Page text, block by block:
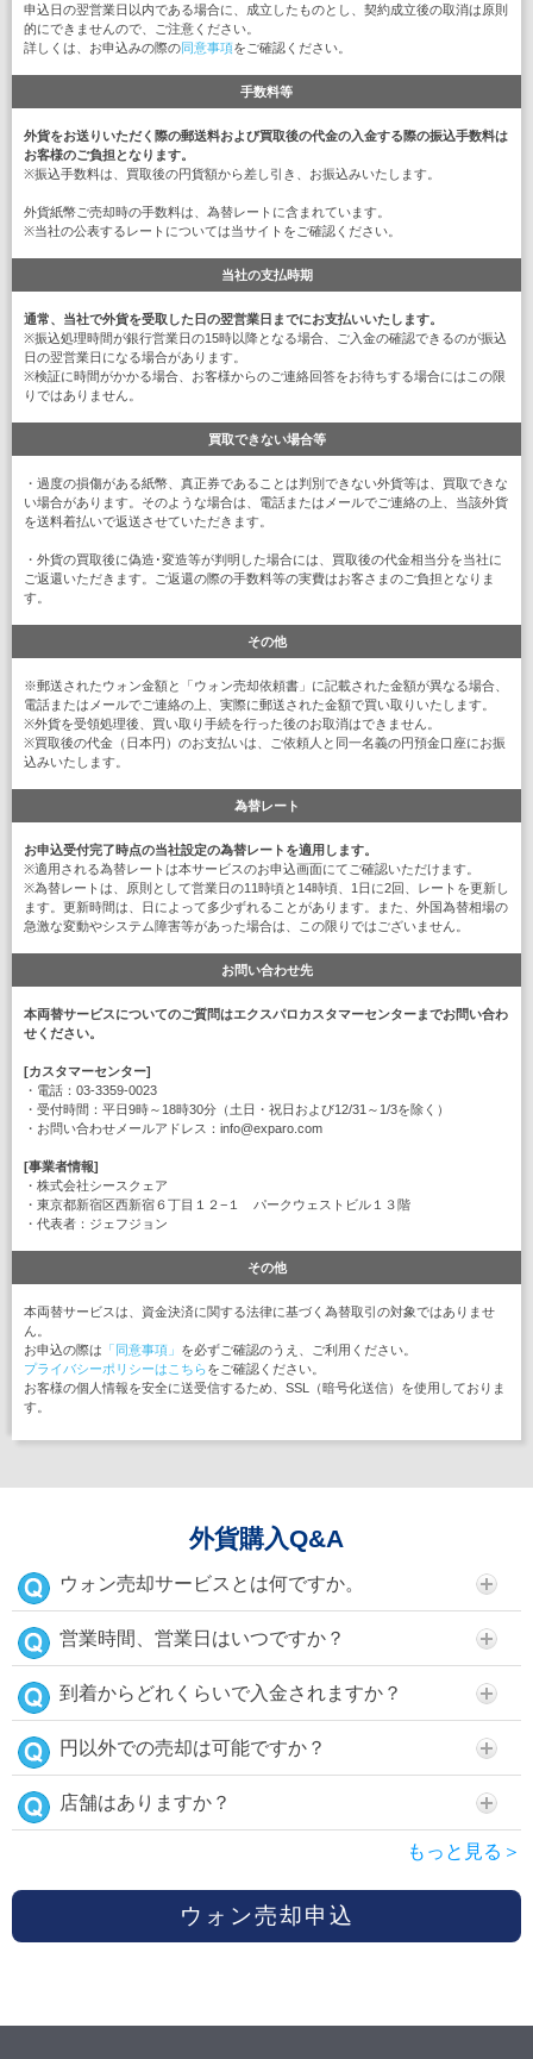
申込日の翌営業日以内である場合に、成立したものとし、契約成立後の取消は原則
的にできませんので、ご注意ください。
詳しくは、お申込みの際の同意事項をご確認ください。
手数料等
外貨をお送りいただく際の郵送料および買取後の代金の入金する際の振込手数料は
お客様のご負担となります。
※振込手数料は、買取後の円貨額から差し引き、お振込みいたします。
外貨紙幣ご売却時の手数料は、為替レートに含まれています。
※当社の公表するレートについては当サイトをご確認ください。
当社の支払時期
通常、当社で外貨を受取した日の翌営業日までにお支払いいたします。
※振込処理時間が銀行営業日の15時以降となる場合、ご入金の確認できるのが振込
日の翌営業日になる場合があります。
※検証に時間がかかる場合、お客様からのご連絡回答をお待ちする場合にはこの限
りではありません。
買取できない場合等
・過度の損傷がある紙幣、真正券であることは判別できない外貨等は、買取できな
い場合があります。そのような場合は、電話またはメールでご連絡の上、当該外貨
を送料着払いで返送させていただきます。
・外貨の買取後に偽造･変造等が判明した場合には、買取後の代金相当分を当社に
ご返還いただきます。ご返還の際の手数料等の実費はお客さまのご負担となりま
す。
その他
※郵送されたウォン金額と「ウォン売却依頼書」に記載された金額が異なる場合、
電話またはメールでご連絡の上、実際に郵送された金額で買い取りいたします。
※外貨を受領処理後、買い取り手続を行った後のお取消はできません。
※買取後の代金（日本円）のお支払いは、ご依頼人と同一名義の円預金口座にお振
込みいたします。
為替レート
お申込受付完了時点の当社設定の為替レートを適用します。
※適用される為替レートは本サービスのお申込画面にてご確認いただけます。
※為替レートは、原則として営業日の11時頃と14時頃、1日に2回、レートを更新し
ます。更新時間は、日によって多少ずれることがあります。また、外国為替相場の
急激な変動やシステム障害等があった場合は、この限りではございません。
お問い合わせ先
本両替サービスについてのご質問はエクスパロカスタマーセンターまでお問い合わ
せください。
[カスタマーセンター]
・電話：03-3359-0023
・受付時間：平日9時～18時30分（土日・祝日および12/31～1/3を除く）
・お問い合わせメールアドレス：info@exparo.com
[事業者情報]
・株式会社シースクェア
・東京都新宿区西新宿６丁目１２−１ パークウェストビル１３階
・代表者：ジェフジョン
その他
本両替サービスは、資金決済に関する法律に基づく為替取引の対象ではありませ
ん。
お申込の際は 「同意事項」 を必ずご確認のうえ、ご利用ください。
プライバシーポリシーはこちらをご確認ください。
お客様の個人情報を安全に送受信するため、SSL（暗号化送信）を使用しておりま
す。
外貨購入Q&A
ウォン売却サービスとは何ですか。
営業時間、営業日はいつですか？
到着からどれくらいで入金されますか？
円以外での売却は可能ですか？
店舗はありますか？
もっと見る＞
ウォン売却申込